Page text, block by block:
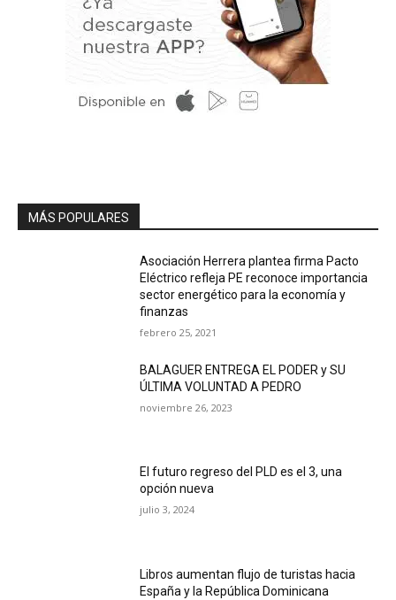
MÁS POPULARES
Asociación Herrera plantea firma Pacto
Eléctrico refleja PE reconoce importancia
sector energético para la economía y
finanzas
febrero 25, 2021
BALAGUER ENTREGA EL PODER y SU
ÚLTIMA VOLUNTAD A PEDRO
noviembre 26, 2023
El futuro regreso del PLD es el 3, una
opción nueva
julio 3, 2024
Libros aumentan flujo de turistas hacia
España y la República Dominicana